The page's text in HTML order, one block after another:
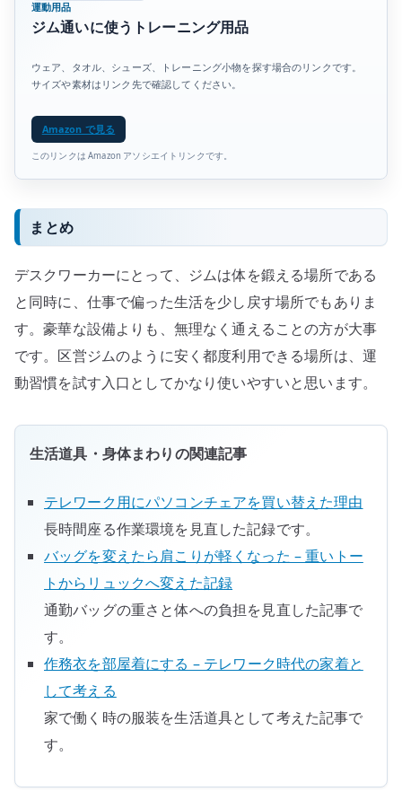
運動用品
ジム通いに使うトレーニング用品
ウェア、タオル、シューズ、トレーニング小物を探す場合のリンクです。
サイズや素材はリンク先で確認してください。
Amazon で見る
このリンクは Amazon アソシエイトリンクです。
まとめ
デスクワーカーにとって、ジムは体を鍛える場所である
と同時に、仕事で偏った生活を少し戻す場所でもありま
す。豪華な設備よりも、無理なく通えることの方が大事
です。区営ジムのように安く都度利用できる場所は、運
動習慣を試す入口としてかなり使いやすいと思います。
生活道具・身体まわりの関連記事
テレワーク用にパソコンチェアを買い替えた理由
長時間座る作業環境を見直した記録です。
バッグを変えたら肩こりが軽くなった – 重いトー
トからリュックへ変えた記録
通勤バッグの重さと体への負担を見直した記事で
す。
作務衣を部屋着にする – テレワーク時代の家着と
して考える
家で働く時の服装を生活道具として考えた記事で
す。